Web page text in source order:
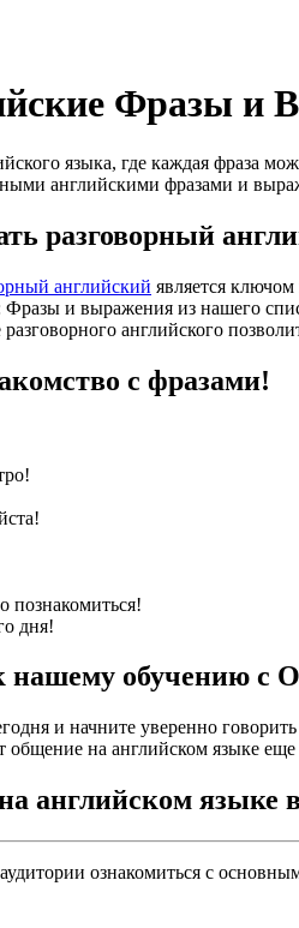
Фразы и
языка, где каждая фраза
английскими фразами и
разговорный
английский является
Фразы и выражения из нашего
разговорного английского
с фразами!
дня!
нашему обучению с
и начните уверенно
общение на английском языке
английском языке
ознакомиться с